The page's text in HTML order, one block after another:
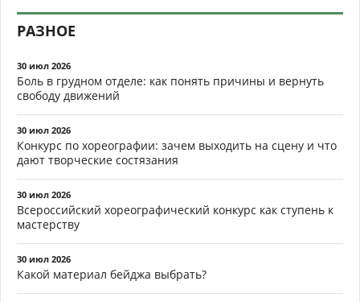
РАЗНОЕ
30 июл 2026
Боль в грудном отделе: как понять причины и вернуть
свободу движений
30 июл 2026
Конкурс по хореографии: зачем выходить на сцену и что
дают творческие состязания
30 июл 2026
Всероссийский хореографический конкурс как ступень к
мастерству
30 июл 2026
Какой материал бейджа выбрать?